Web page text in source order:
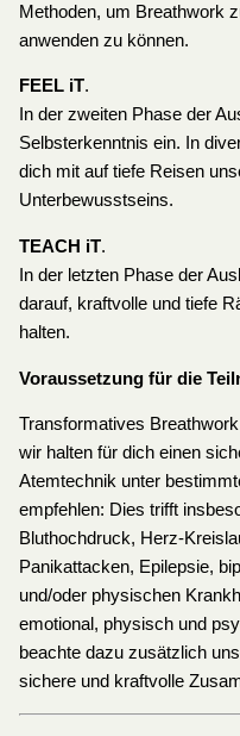
Methoden, um Breathwork
anwenden zu können.
FEEL iT.
In der zweiten Phase der
Selbsterkenntnis ein. In
dich mit auf tiefe Reisen
Unterbewusstseins.
TEACH iT.
In der letzten Phase der
darauf, kraftvolle und tiefe
halten.
Voraussetzung für die
Transformatives
wir halten für dich einen
Atemtechnik unter
empfehlen: Dies trifft
Bluthochdruck, Herz-
Panikattacken, Epilepsie,
und/oder physischen
emotional, physisch und
beachte dazu zusätzlich
sichere und kraftvolle